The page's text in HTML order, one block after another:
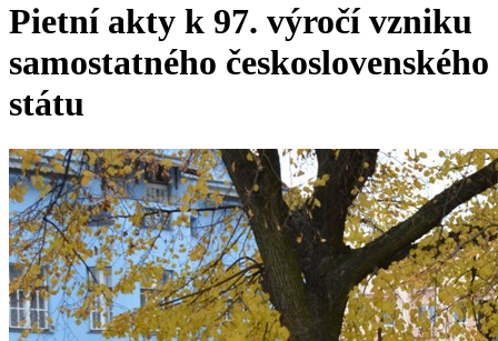
Pietní akty k 97. výročí vzniku
samostatného československého
státu